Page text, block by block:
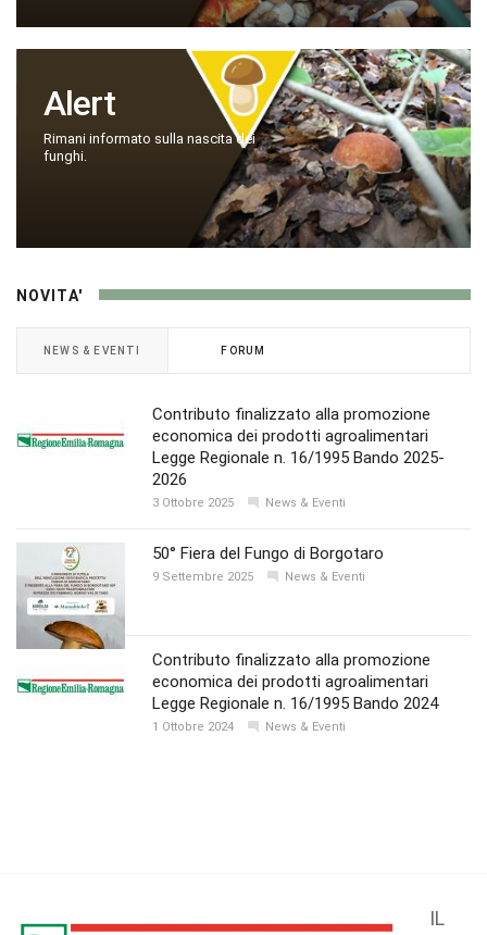
Alert
Rimani informato sulla nascita dei
funghi.
NOVITA'
NEWS & EVENTI FORUM
Contributo finalizzato alla promozione
economica dei prodotti agroalimentari
Legge Regionale n. 16/1995 Bando 2025-
2026
3 Ottobre 2025 News & Eventi
50° Fiera del Fungo di Borgotaro
9 Settembre 2025 News & Eventi
Contributo finalizzato alla promozione
economica dei prodotti agroalimentari
Legge Regionale n. 16/1995 Bando 2024
1 Ottobre 2024 News & Eventi
IL